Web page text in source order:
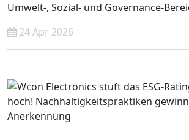
Umwelt-, Sozial- und Governance-
Interessengruppen.
24 Apr 2026